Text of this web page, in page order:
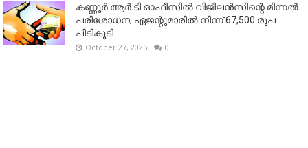
കണ്ണൂര്‍ ആര്‍.ടി ഓഫീസില്‍ വിജിലൻസിന്റെ മിന്നല്‍
പരിശോധന; ഏജന്റുമാരില്‍ നിന്ന് 67,500 രൂപ
പിടികൂടി
October 27, 2025 0